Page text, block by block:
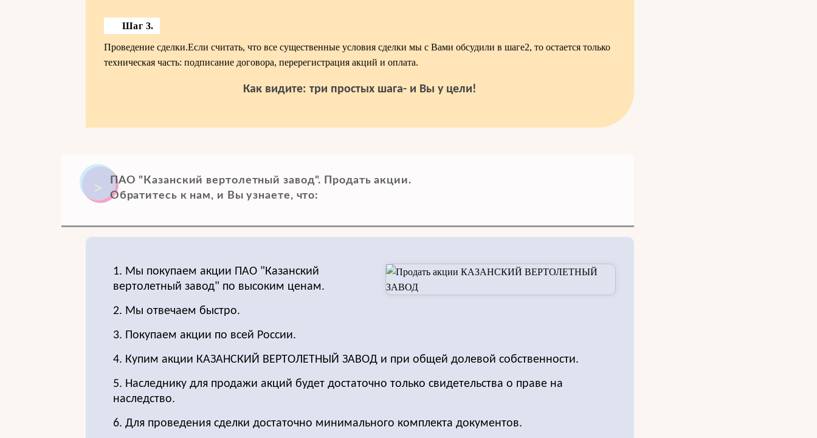
Шаг 3.
Проведение сделки.Если считать, что все существенные условия сделки мы с Вами обсудили в шаге2, то остается только
техническая часть: подписание договора, перерегистрация акций и оплата.
Как видите: три простых шага- и Вы у цели!
ПАО "Казанский вертолетный завод". Продать акции.
Обратитесь к нам, и Вы узнаете, что:
1. Мы покупаем акции ПАО "Казанский
вертолетный завод" по высоким ценам.
2. Мы отвечаем быстро.
3. Покупаем акции по всей России.
4. Купим акции КАЗАНСКИЙ ВЕРТОЛЕТНЫЙ ЗАВОД и при общей долевой собственности.
5. Наследнику для продажи акций будет достаточно только свидетельства о праве на
наследство.
6. Для проведения сделки достаточно минимального комплекта документов.